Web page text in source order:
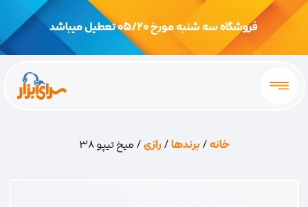
فروشگاه سه شنبه مورخ 05/20 تعطیل میباشد
خانه/برندها/رازی/ میخ تیپو 38